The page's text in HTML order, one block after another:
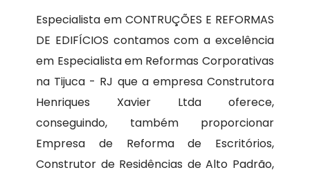
Especialista em CONTRUÇÕES E REFORMAS
DE EDIFÍCIOS contamos com a excelência
em Especialista em Reformas Corporativas
na Tijuca - RJ que a empresa Construtora
Henriques Xavier Ltda oferece,
conseguindo, também proporcionar
Empresa de Reforma de Escritórios,
Construtor de Residências de Alto Padrão,